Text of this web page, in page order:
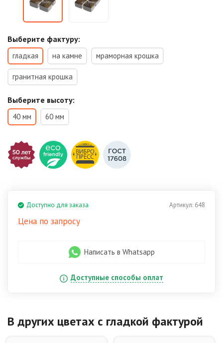
Выберите фактуру:
гладкая на камне мраморная крошка
гранитная крошка
Выберите высоту:
40 мм 60 мм
Артикул: 648
Доступно для заказа
Цена по запросу
Написать в Whatsapp
Доступные способы оплат
В других цветах с гладкой фактурой